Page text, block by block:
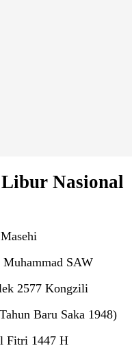
Nasional
SAW
2577 Kongzili
Baru Saka 1948)
Fitri 1447 H